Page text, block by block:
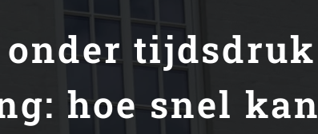
tijdsdruk
hoe snel kan